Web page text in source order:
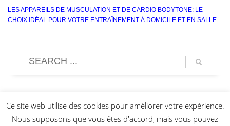
LES APPAREILS DE MUSCULATION ET DE CARDIO BODYTONE: LE
CHOIX IDÉAL POUR VOTRE ENTRAÎNEMENT À DOMICILE ET EN SALLE
Ce site web utilise des cookies pour améliorer votre expérience.
Nous supposons que vous êtes d'accord, mais vous pouvez